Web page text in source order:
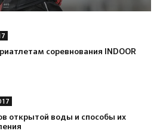
соревнования INDOOR
открытой воды и способы их